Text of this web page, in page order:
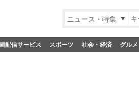
ニュース・特集
配信サービス スポーツ 社会・経済 グルメ